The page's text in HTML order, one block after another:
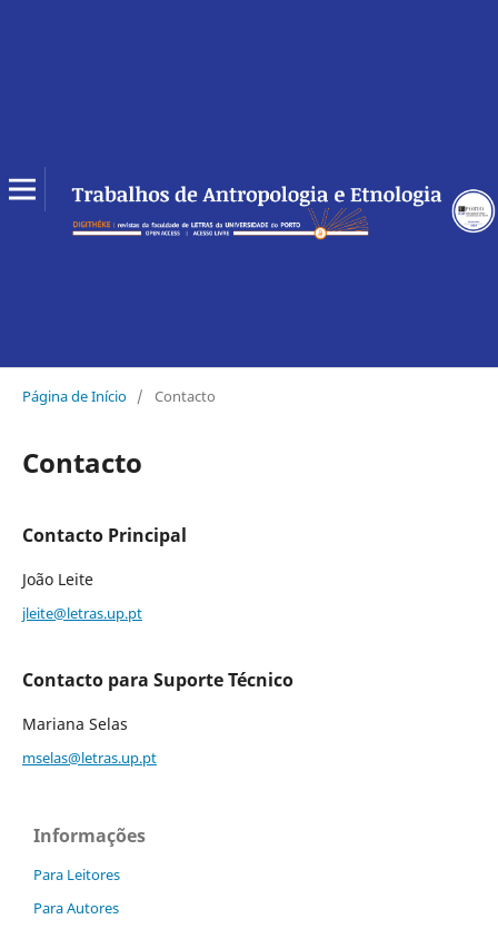
Página de Início / Contacto
Contacto
Contacto Principal
João Leite
jleite@letras.up.pt
Contacto para Suporte Técnico
Mariana Selas
mselas@letras.up.pt
Informações
Para Leitores
Para Autores